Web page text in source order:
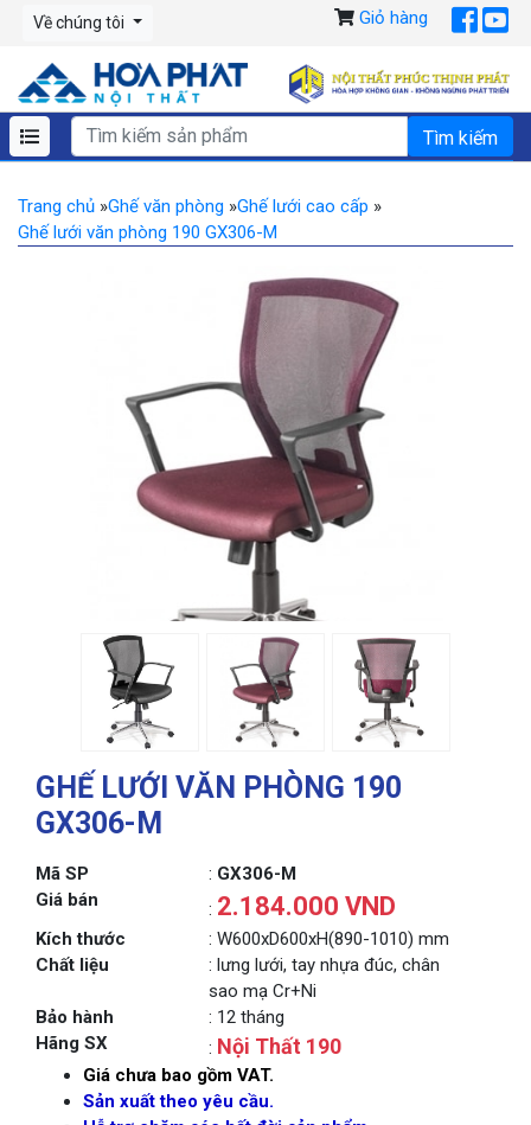
Về chúng tôi Giỏ hàng
Trang chủ »Ghế văn phòng »Ghế lưới cao cấp »
Ghế lưới văn phòng 190 GX306-M
Previous
GHẾ LƯỚI VĂN PHÒNG 190
GX306-M
Mã SP : GX306-M
Giá bán
: 2.184.000 VND
Kích thước
: W600xD600xH(890-1010) mm
Chất liệu
: lưng lưới, tay nhựa đúc, chân
sao mạ Cr+Ni
Bảo hành
: 12 tháng
Hãng SX
: Nội Thất 190
Giá chưa bao gồm VAT.
Sản xuất theo yêu cầu.